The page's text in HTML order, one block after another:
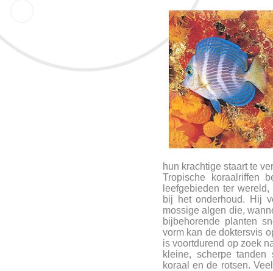
hun krachtige staart te
Tropische koraalriffen
leefgebieden ter
bij het onderhoud. Hij
mossige algen die,
bijbehorende planten
vorm kan de doktersvis
is voortdurend op zoek
kleine, scherpe
koraal en de rotsen.